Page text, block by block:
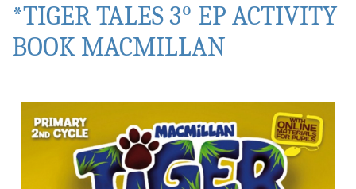
*TIGER TALES 3º EP ACTIVITY
BOOK MACMILLAN